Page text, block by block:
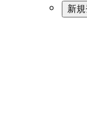
新